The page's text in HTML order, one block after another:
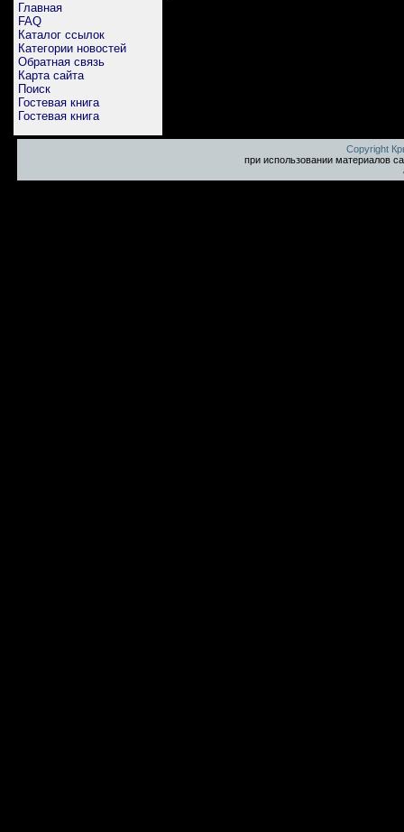
Главная
FAQ
Каталог ссылок
Категории новостей
Обратная связь
Карта сайта
Поиск
Гостевая книга
Гостевая книга
Copyright
при использовании материалов